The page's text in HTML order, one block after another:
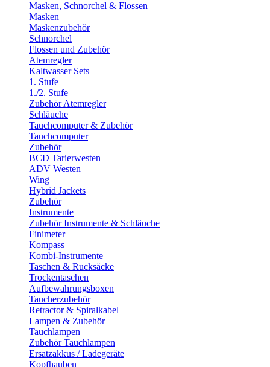
Masken, Schnorchel & Flossen
Masken
Maskenzubehör
Schnorchel
Flossen und Zubehör
Atemregler
Kaltwasser Sets
1. Stufe
1./2. Stufe
Zubehör Atemregler
Schläuche
Tauchcomputer & Zubehör
Tauchcomputer
Zubehör
BCD Tarierwesten
ADV Westen
Wing
Hybrid Jackets
Zubehör
Instrumente
Zubehör Instrumente & Schläuche
Finimeter
Kompass
Kombi-Instrumente
Taschen & Rucksäcke
Trockentaschen
Aufbewahrungsboxen
Taucherzubehör
Retractor & Spiralkabel
Lampen & Zubehör
Tauchlampen
Zubehör Tauchlampen
Ersatzakkus / Ladegeräte
Kopfhauben